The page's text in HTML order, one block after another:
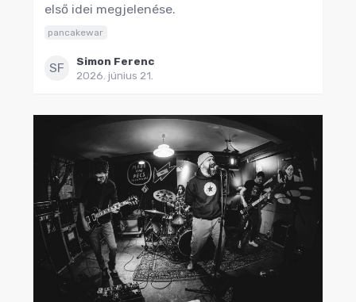
első idei megjelenése.
pancakewar
SF
Simon Ferenc
2026. június 21.